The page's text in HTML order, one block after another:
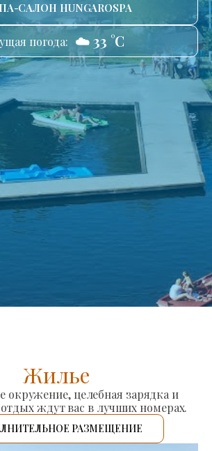
САЛОН HUNGAROSPA
погода: ☁️ 33 °C
Жилье
окружение, целебная зарядка и
ждут вас в лучших номерах.
РАЗМЕЩЕНИЕ